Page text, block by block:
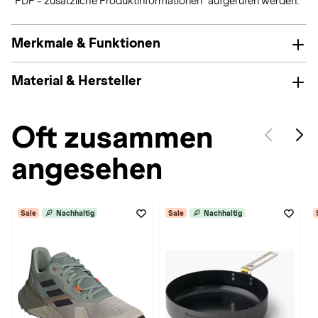
Merkmale & Funktionen
Material & Hersteller
Oft zusammen
angesehen
Sale Nachhaltig Sale Nachhaltig